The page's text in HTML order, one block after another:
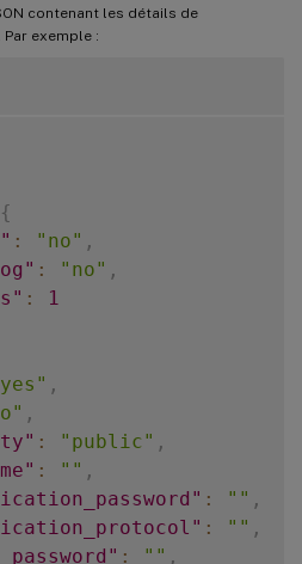
contenant les détails de
exemple :
{
: "no" ,
: "no" ,
:
1
,
,
: "public" ,
: "" ,
: "" ,
: "" ,
: "" ,